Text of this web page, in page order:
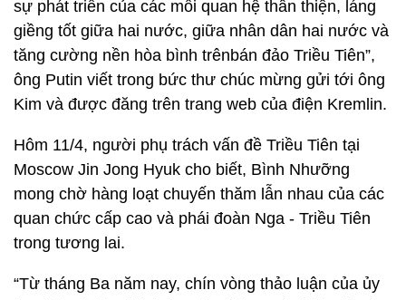
sự phát triển của các mối quan hệ thân thiện, láng
giềng tốt giữa hai nước, giữa nhân dân hai nước và
tăng cường nền hòa bình trênbán đảo Triều Tiên”,
ông Putin viết trong bức thư chúc mừng gửi tới ông
Kim và được đăng trên trang web của điện Kremlin.
Hôm 11/4, người phụ trách vấn đề Triều Tiên tại
Moscow Jin Jong Hyuk cho biết, Bình Nhưỡng
mong chờ hàng loạt chuyến thăm lẫn nhau của các
quan chức cấp cao và phái đoàn Nga - Triều Tiên
trong tương lai.
“Từ tháng Ba năm nay, chín vòng thảo luận của ủy